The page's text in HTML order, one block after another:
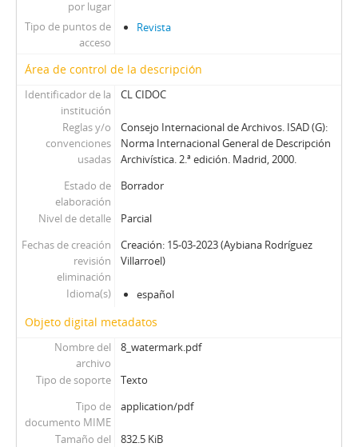
por lugar
Tipo de puntos de
acceso
Revista
Área de control de la descripción
Identificador de la
institución
CL CIDOC
Reglas y/o
convenciones
usadas
Consejo Internacional de Archivos. ISAD (G):
Norma Internacional General de Descripción
Archivística. 2.ª edición. Madrid, 2000.
Estado de
elaboración
Borrador
Nivel de detalle
Parcial
Fechas de creación
revisión
eliminación
Creación: 15-03-2023 (Aybiana Rodríguez
Villarroel)
Idioma(s) español
Objeto digital metadatos
Nombre del
archivo
8_watermark.pdf
Tipo de soporte
Texto
Tipo de
documento MIME
application/pdf
Tamaño del
832.5 KiB